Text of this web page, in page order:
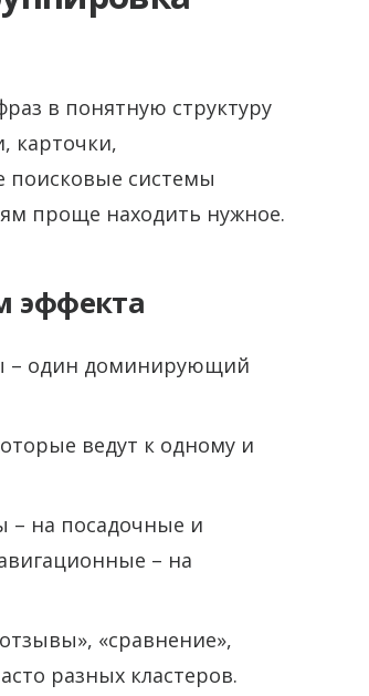
в понятную структуру
карточки,
поисковые системы
проще находить нужное.
эффекта
– один доминирующий
ведут к одному и
– на посадочные и
– на
«сравнение»,
разных кластеров.